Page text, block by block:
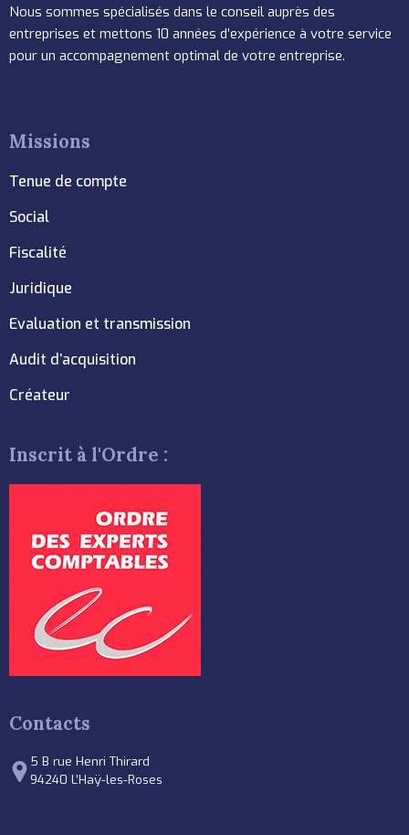
Nous sommes spécialisés dans le conseil auprès des
entreprises et mettons 10 années d’expérience à votre service
pour un accompagnement optimal de votre entreprise.
Missions
Tenue de compte
Social
Fiscalité
Juridique
Evaluation et transmission
Audit d’acquisition
Créateur
Inscrit à l'Ordre :
Contacts
5 B rue Henri Thirard
94240 L’Haÿ-les-Roses